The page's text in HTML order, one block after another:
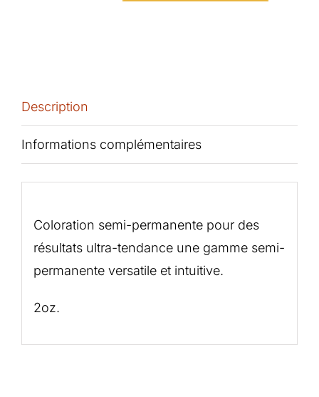
WELLA
Description
Informations complémentaires
Coloration semi-permanente pour des
résultats ultra-tendance une gamme semi-
permanente versatile et intuitive.
2oz.